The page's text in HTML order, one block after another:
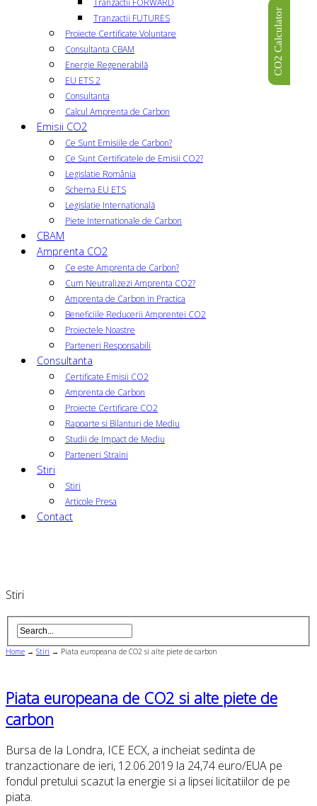
Tranzactii FORWARD
Tranzactii FUTURES
Proiecte Certificate Voluntare
Consultanta CBAM
Energie Regenerabilă
EU ETS 2
Consultanta
Calcul Amprenta de Carbon
Emisii CO2
Ce Sunt Emisiile de Carbon?
Ce Sunt Certificatele de Emisii CO2?
Legislatie România
Schema EU ETS
Legislatie Internatională
Piete Internationale de Carbon
CBAM
Amprenta CO2
Ce este Amprenta de Carbon?
Cum Neutralizezi Amprenta CO2?
Amprenta de Carbon in Practica
Beneficiile Reducerii Amprentei CO2
Proiectele Noastre
Parteneri Responsabili
Consultanta
Certificate Emisii CO2
Amprenta de Carbon
Proiecte Certificare CO2
Rapoarte si Bilanturi de Mediu
Studii de Impact de Mediu
Parteneri Straini
Stiri
Stiri
Articole Presa
Contact
Stiri
Home → Stiri → Piata europeana de CO2 si alte piete de carbon
Piata europeana de CO2 si alte piete de
carbon
Bursa de la Londra, ICE ECX, a incheiat sedinta de
tranzactionare de ieri, 12.06.2019 la 24,74 euro/EUA pe
fondul pretului scazut la energie si a lipsei licitatiilor de pe
piata.
CO2 Calculator